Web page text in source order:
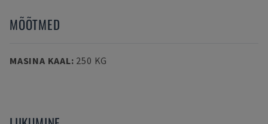
MÕÕTMED
MASINA KAAL: 250 KG